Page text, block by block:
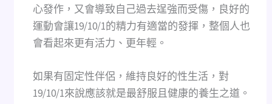
心發作，又會導致自己過去逞強而受傷，良好的
運動會讓19/10/1的精力有適當的發揮，整個人也
會看起來更有活力、更年輕。
如果有固定性伴侶，維持良好的性生活，對
19/10/1來說應該就是最舒服且健康的養生之道。